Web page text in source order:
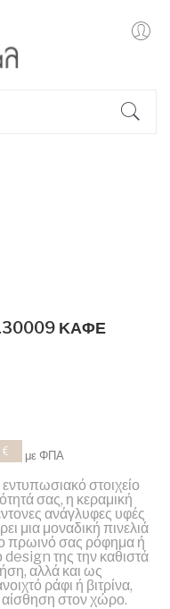
ΚΑΦΕ
με ΦΠΑ
στοιχείο
σας, η κεραμική
ανάγλυφες υφές
μια μοναδική πινελιά
πρωινό σας ρόφημα ή
design της την καθιστά
αλλά και ως
ράφι ή βιτρίνα,
αίσθηση στον χώρο.